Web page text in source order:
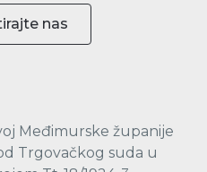
nas
Međimurske županije
Trgovačkog suda u